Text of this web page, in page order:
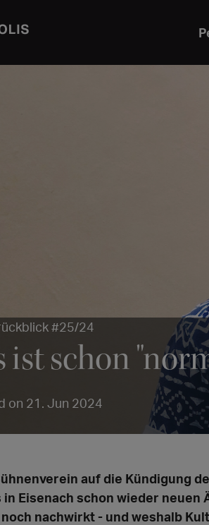
#25/24
ist schon
on 21. Jun 2024
auf die Kündigung
in Eisenach schon wieder
nachwirkt - und weshalb